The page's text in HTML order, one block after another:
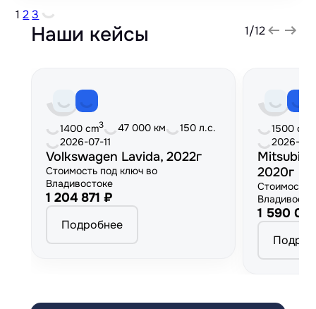
1 2 3
Наши кейсы 1/12
1400 cm3 47 000 км
150 л.с.
2026-07-11
Volkswagen Lavida, 2022г
Стоимость под ключ во
Владивостоке
1 204 871 ₽
Подробнее
1500 cm
2026-
2020г
Стоимость
1 590